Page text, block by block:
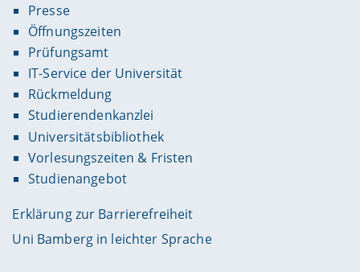
Presse
Öffnungszeiten
Prüfungsamt
IT-Service der Universität
Rückmeldung
Studierendenkanzlei
Universitätsbibliothek
Vorlesungszeiten & Fristen
Studienangebot
Erklärung zur Barrierefreiheit
Uni Bamberg in leichter Sprache